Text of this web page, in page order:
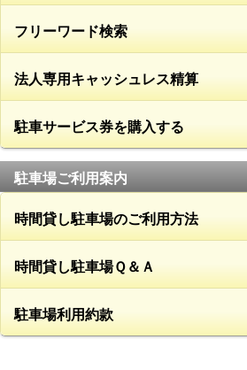
フリーワード検索
法人専用キャッシュレス精算
駐車サービス券を購入する
駐車場ご利用案内
時間貸し駐車場のご利用方法
時間貸し駐車場Ｑ＆Ａ
駐車場利用約款